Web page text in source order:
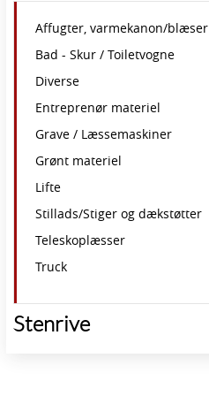
Affugter, varmekanon/blæser
Bad - Skur / Toiletvogne
Diverse
Entreprenør materiel
Grave / Læssemaskiner
Grønt materiel
Lifte
Stillads/Stiger og dækstøtter
Teleskoplæsser
Truck
Stenrive